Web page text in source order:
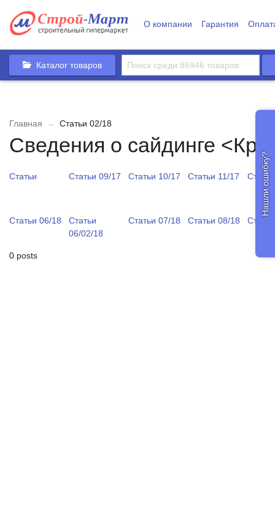
О компании Гарантия
Каталог товаров
Главная → Статьи 02/18
Сведения о сайдинге
Статьи Статьи 09/17 Статьи 10/17 Статьи 11/17
Статьи 06/18
Статьи
06/02/18
Статьи 07/18 Статьи 08/18
0 posts
Нашли ошибку?